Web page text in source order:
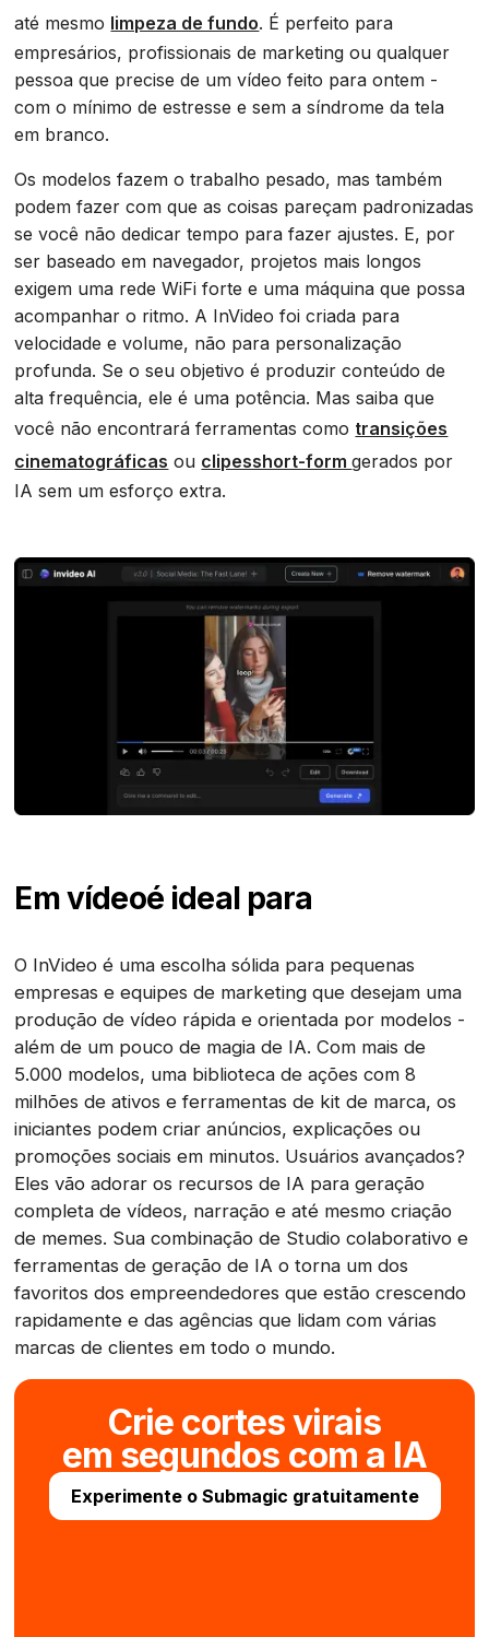
até mesmo limpeza de fundo. É perfeito para
empresários, profissionais de marketing ou qualquer
pessoa que precise de um vídeo feito para ontem -
com o mínimo de estresse e sem a síndrome da tela
em branco.
Os modelos fazem o trabalho pesado, mas também
podem fazer com que as coisas pareçam padronizadas
se você não dedicar tempo para fazer ajustes. E, por
ser baseado em navegador, projetos mais longos
exigem uma rede WiFi forte e uma máquina que possa
acompanhar o ritmo. A InVideo foi criada para
velocidade e volume, não para personalização
profunda. Se o seu objetivo é produzir conteúdo de
alta frequência, ele é uma potência. Mas saiba que
você não encontrará ferramentas como transições
cinematográficas ou clipesshort-formgerados por
IA sem um esforço extra.
Em vídeoé ideal para
O InVideo é uma escolha sólida para pequenas
empresas e equipes de marketing que desejam uma
produção de vídeo rápida e orientada por modelos -
além de um pouco de magia de IA. Com mais de
5.000 modelos, uma biblioteca de ações com 8
milhões de ativos e ferramentas de kit de marca, os
iniciantes podem criar anúncios, explicações ou
promoções sociais em minutos. Usuários avançados?
Eles vão adorar os recursos de IA para geração
completa de vídeos, narração e até mesmo criação
de memes. Sua combinação de Studio colaborativo e
ferramentas de geração de IA o torna um dos
favoritos dos empreendedores que estão crescendo
rapidamente e das agências que lidam com várias
marcas de clientes em todo o mundo.
Crie cortes virais
em segundos com a IA
Experimente o Submagic gratuitamente